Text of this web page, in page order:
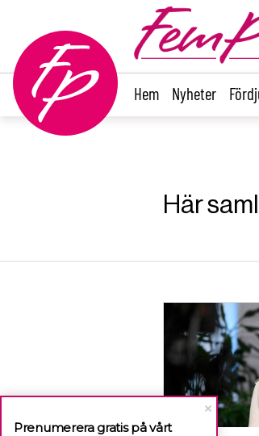
Hem Nyheter
Här
Prenumerera gratis på vårt